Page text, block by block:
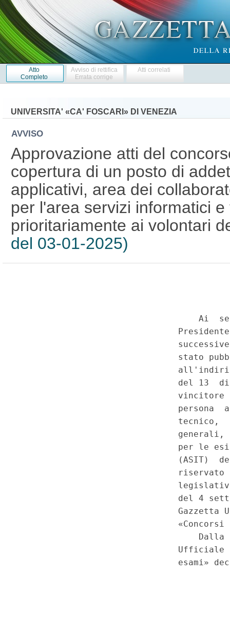
Atto
Completo
Avviso di rettifica
Errata corrige
Atti correlati
UNIVERSITA' «CA' FOSCARI» DI VENEZIA
AVVISO
Approvazione atti del
copertura di un posto di
applicativi, area dei
per l'area servizi informatici
prioritariamente ai volontari
del 03-01-2025)